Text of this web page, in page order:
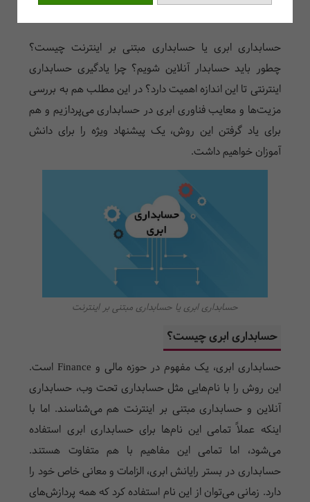
حسابداری ابری یا حسابداری مبتنی بر اینترنت چیست؟
چطور باید حسابدار آنلاین شویم؟ چرا یادگیری حسابداری
اینترنتی تا این اندازه اهمیت دارد؟ در این مطلب هم به بررسی
مزیت‌ها و معایب فناوری ابری در حسابداری می‌پردازیم و هم
برای یاد گرفتن این روش، یک پیشنهاد ویژه را برای دانش
آموزان خواهیم داشت.
حسابداری ابری یا حسابداری مبتنی بر اینترنت
حسابداری ابری چیست؟
حسابداری ابری، یک مفهوم در حوزه مالی و Finance است.
این روش را با نام‌هایی مثل حسابداری تحت وب، حسابداری
آنلاین و حسابداری مبتنی بر اینترنت هم می‌شناسند. اما با
اینکه عملاً تمامی این نام‌ها برای حسابداری ابری استفاده
می‌شود، اما تمامی این مفاهیم با هم متفاوت هستند.
حسابداری در بستر رایانش ابری، الزامات و معانی خاص خود را
دارد. زمانی می‌توان از این نام استفاده کرد که همه پردازش‌های